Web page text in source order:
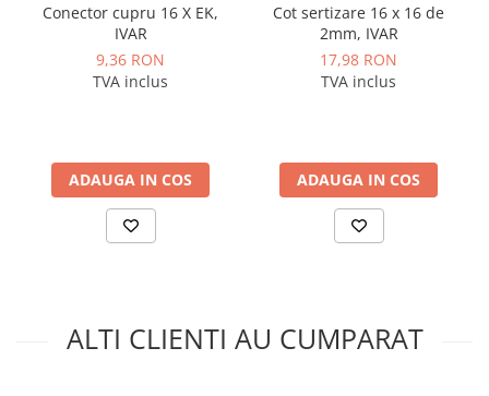
Distributie apa
Instalatii de gaz
Tevi PEHD gaz
Aparate sudura si dispozitive gaz
Izolatii tehnice
Izolatii pentru aer conditionat
Polistiren expandat
Conector cupru 16 X EK,
IVAR
9,36 RON
TVA inclus
ADAUGA IN COS
Cot sertizare 16 x 16 de
2mm, IVAR
17,98 RON
TVA inclus
ADAUGA IN COS
ALTI CLIENTI AU CUMPARAT